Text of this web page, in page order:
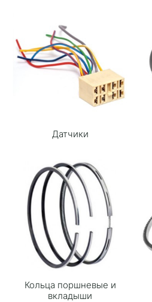
Датчики
Кольца поршневые и
вкладыши